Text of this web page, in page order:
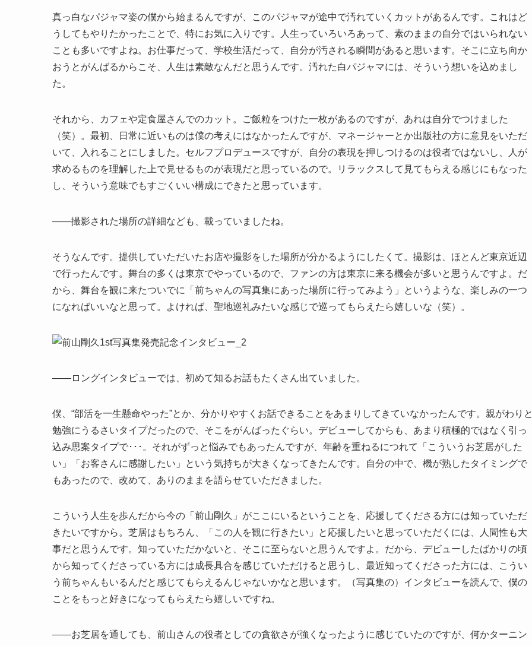
真っ白なパジャマ姿の僕から始まるんですが、このパジャマが途中で汚れていくカットがあるんです。これはど
うしてもやりたかったことで、特にお気に入りです。人生っていろいろあって、素のままの自分ではいられない
ことも多いですよね。お仕事だって、学校生活だって、自分が汚される瞬間があると思います。そこに立ち向か
おうとがんばるからこそ、人生は素敵なんだと思うんです。汚れた白パジャマには、そういう想いを込めまし
た。
それから、カフェや定食屋さんでのカット。ご飯粒をつけた一枚があるのですが、あれは自分でつけました
（笑）。最初、日常に近いものは僕の考えにはなかったんですが、マネージャーとか出版社の方に意見をいただ
いて、入れることにしました。セルフプロデュースですが、自分の表現を押しつけるのは役者ではないし、人が
求めるものを理解した上で見せるものが表現だと思っているので。リラックスして見てもらえる感じにもなった
し、そういう意味でもすごくいい構成にできたと思っています。
――撮影された場所の詳細なども、載っていましたね。
そうなんです。提供していただいたお店や撮影をした場所が分かるようにしたくて。撮影は、ほとんど東京近辺
で行ったんです。舞台の多くは東京でやっているので、ファンの方は東京に来る機会が多いと思うんですよ。だ
から、舞台を観に来たついでに「前ちゃんの写真集にあった場所に行ってみよう」というような、楽しみの一つ
になればいいなと思って。よければ、聖地巡礼みたいな感じで巡ってもらえたら嬉しいな（笑）。
――ロングインタビューでは、初めて知るお話もたくさん出ていました。
僕、“部活を一生懸命やった”とか、分かりやすくお話できることをあまりしてきていなかったんです。親がわりと
勉強にうるさいタイプだったので、そこをがんばったぐらい。デビューしてからも、あまり積極的ではなく引っ
込み思案タイプで･･･。それがずっと悩みでもあったんですが、年齢を重ねるにつれて「こういうお芝居がした
い」「お客さんに感謝したい」という気持ちが大きくなってきたんです。自分の中で、機が熟したタイミングで
もあったので、改めて、ありのままを語らせていただきました。
こういう人生を歩んだから今の「前山剛久」がここにいるということを、応援してくださる方には知っていただ
きたいですから。芝居はもちろん、「この人を観に行きたい」と応援したいと思っていただくには、人間性も大
事だと思うんです。知っていただかないと、そこに至らないと思うんですよ。だから、デビューしたばかりの頃
から知ってくださっている方には成長具合を感じていただけると思うし、最近知ってくださった方には、こうい
う前ちゃんもいるんだと感じてもらえるんじゃないかなと思います。（写真集の）インタビューを読んで、僕の
ことをもっと好きになってもらえたら嬉しいですね。
――お芝居を通しても、前山さんの役者としての貪欲さが強くなったように感じていたのですが、何かターニン